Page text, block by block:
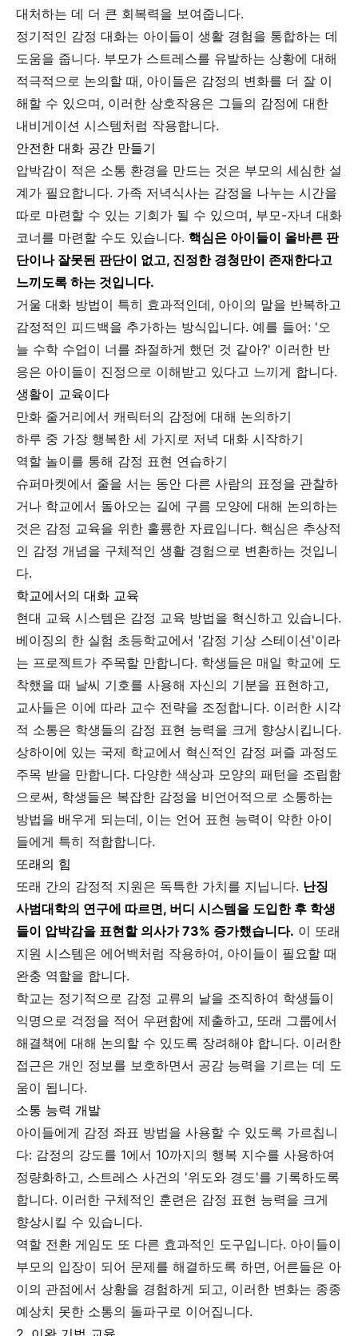
대처하는 데 더 큰 회복력을 보여줍니다.
정기적인 감정 대화는 아이들이 생활 경험을 통합하는 데
도움을 줍니다. 부모가 스트레스를 유발하는 상황에 대해
적극적으로 논의할 때, 아이들은 감정의 변화를 더 잘 이
해할 수 있으며, 이러한 상호작용은 그들의 감정에 대한
내비게이션 시스템처럼 작용합니다.
안전한 대화 공간 만들기
압박감이 적은 소통 환경을 만드는 것은 부모의 세심한 설
계가 필요합니다. 가족 저녁식사는 감정을 나누는 시간을
따로 마련할 수 있는 기회가 될 수 있으며, 부모-자녀 대화
코너를 마련할 수도 있습니다. 핵심은 아이들이 올바른 판
단이나 잘못된 판단이 없고, 진정한 경청만이 존재한다고
느끼도록 하는 것입니다.
거울 대화 방법이 특히 효과적인데, 아이의 말을 반복하고
감정적인 피드백을 추가하는 방식입니다. 예를 들어: '오
늘 수학 수업이 너를 좌절하게 했던 것 같아?' 이러한 반
응은 아이들이 진정으로 이해받고 있다고 느끼게 합니다.
생활이 교육이다
만화 줄거리에서 캐릭터의 감정에 대해 논의하기
하루 중 가장 행복한 세 가지로 저녁 대화 시작하기
역할 놀이를 통해 감정 표현 연습하기
슈퍼마켓에서 줄을 서는 동안 다른 사람의 표정을 관찰하
거나 학교에서 돌아오는 길에 구름 모양에 대해 논의하는
것은 감정 교육을 위한 훌륭한 자료입니다. 핵심은 추상적
인 감정 개념을 구체적인 생활 경험으로 변환하는 것입니
다.
학교에서의 대화 교육
현대 교육 시스템은 감정 교육 방법을 혁신하고 있습니다.
베이징의 한 실험 초등학교에서 '감정 기상 스테이션'이라
는 프로젝트가 주목할 만합니다. 학생들은 매일 학교에 도
착했을 때 날씨 기호를 사용해 자신의 기분을 표현하고,
교사들은 이에 따라 교수 전략을 조정합니다. 이러한 시각
적 소통은 학생들의 감정 표현 능력을 크게 향상시킵니다.
상하이에 있는 국제 학교에서 혁신적인 감정 퍼즐 과정도
주목 받을 만합니다. 다양한 색상과 모양의 패턴을 조립함
으로써, 학생들은 복잡한 감정을 비언어적으로 소통하는
방법을 배우게 되는데, 이는 언어 표현 능력이 약한 아이
들에게 특히 적합합니다.
또래의 힘
또래 간의 감정적 지원은 독특한 가치를 지닙니다. 난징
사범대학의 연구에 따르면, 버디 시스템을 도입한 후 학생
들이 압박감을 표현할 의사가 73% 증가했습니다. 이 또래
지원 시스템은 에어백처럼 작용하여, 아이들이 필요할 때
완충 역할을 합니다.
학교는 정기적으로 감정 교류의 날을 조직하여 학생들이
익명으로 걱정을 적어 우편함에 제출하고, 또래 그룹에서
해결책에 대해 논의할 수 있도록 장려해야 합니다. 이러한
접근은 개인 정보를 보호하면서 공감 능력을 기르는 데 도
움이 됩니다.
소통 능력 개발
아이들에게 감정 좌표 방법을 사용할 수 있도록 가르칩니
다: 감정의 강도를 1에서 10까지의 행복 지수를 사용하여
정량화하고, 스트레스 사건의 '위도와 경도'를 기록하도록
합니다. 이러한 구체적인 훈련은 감정 표현 능력을 크게
향상시킬 수 있습니다.
역할 전환 게임도 또 다른 효과적인 도구입니다. 아이들이
부모의 입장이 되어 문제를 해결하도록 하면, 어른들은 아
이의 관점에서 상황을 경험하게 되고, 이러한 변화는 종종
예상치 못한 소통의 돌파구로 이어집니다.